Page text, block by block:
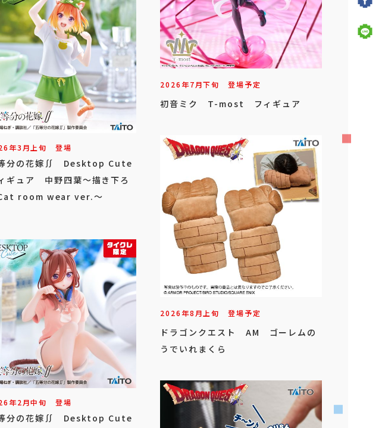
年3月上旬 登場
分の花嫁∬ Desktop Cute
ギュア 中野四葉～描き下ろ
room wear ver.～
年2月中旬 登場
分の花嫁∬ Desktop Cute
2026年7月下旬 登場予定
初音ミク T-most フィギュア
2026年8月上旬 登場予定
ドラゴンクエスト AM ゴーレムの
うでいれまくら